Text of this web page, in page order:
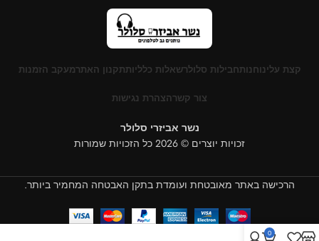
קצת עלינוחנותחבילות סלולרשאלות כלליותתקנון האתרמעקב הזמנות
צור קשרהצהרת נגישות
נשר אביזרי סלולר
זכויות יוצרים © 2026 כל הזכויות שמורות
הרכישה באתר מאובטחת ועומדת בתקן האבטחה המחמיר ביותר.
0